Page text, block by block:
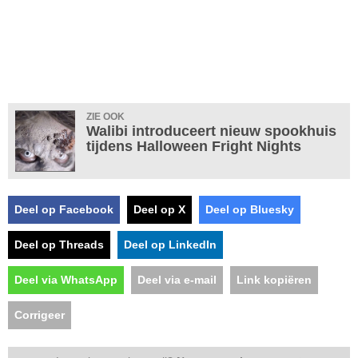
ZIE OOK
Walibi introduceert nieuw spookhuis
tijdens Halloween Fright Nights
Deel op Facebook Deel op X Deel op Bluesky
Deel op Threads Deel op LinkedIn
Deel via WhatsApp Deel via e-mail Link kopiëren
Corrigeer